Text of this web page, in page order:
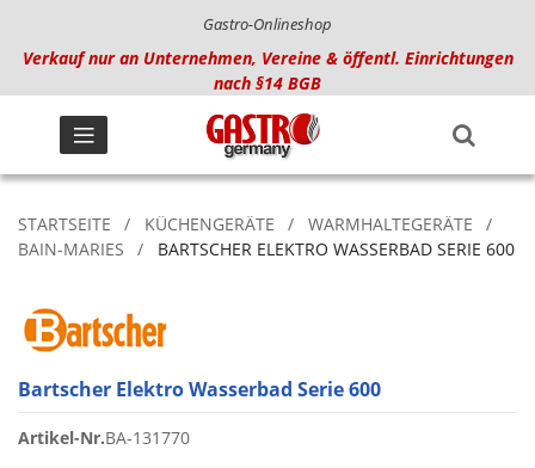
Gastro-Onlineshop
Verkauf nur an Unternehmen, Vereine & öffentl. Einrichtungen
nach §14 BGB
STARTSEITE KÜCHENGERÄTE
WARMHALTEGERÄTE
BAIN-MARIES
BARTSCHER ELEKTRO WASSERBAD SERIE 600
Bartscher Elektro Wasserbad Serie 600
Artikel-Nr.BA-131770